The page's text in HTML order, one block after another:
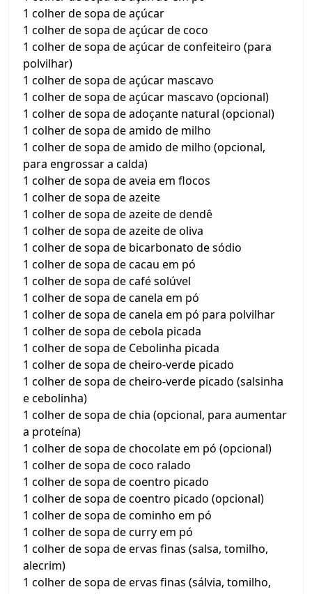
1 colher de sopa de açúcar
1 colher de sopa de açúcar de coco
1 colher de sopa de açúcar de confeiteiro (para
polvilhar)
1 colher de sopa de açúcar mascavo
1 colher de sopa de açúcar mascavo (opcional)
1 colher de sopa de adoçante natural (opcional)
1 colher de sopa de amido de milho
1 colher de sopa de amido de milho (opcional,
para engrossar a calda)
1 colher de sopa de aveia em flocos
1 colher de sopa de azeite
1 colher de sopa de azeite de dendê
1 colher de sopa de azeite de oliva
1 colher de sopa de bicarbonato de sódio
1 colher de sopa de cacau em pó
1 colher de sopa de café solúvel
1 colher de sopa de canela em pó
1 colher de sopa de canela em pó para polvilhar
1 colher de sopa de cebola picada
1 colher de sopa de Cebolinha picada
1 colher de sopa de cheiro-verde picado
1 colher de sopa de cheiro-verde picado (salsinha
e cebolinha)
1 colher de sopa de chia (opcional, para aumentar
a proteína)
1 colher de sopa de chocolate em pó (opcional)
1 colher de sopa de coco ralado
1 colher de sopa de coentro picado
1 colher de sopa de coentro picado (opcional)
1 colher de sopa de cominho em pó
1 colher de sopa de curry em pó
1 colher de sopa de ervas finas (salsa, tomilho,
alecrim)
1 colher de sopa de ervas finas (sálvia, tomilho,